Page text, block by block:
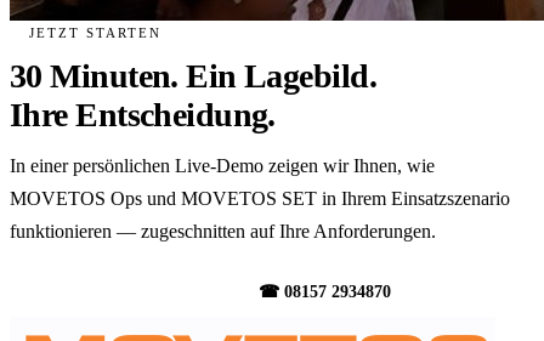
JETZT STARTEN
30 Minuten. Ein Lagebild.
Ihre Entscheidung.
In einer persönlichen Live-Demo zeigen wir Ihnen, wie
MOVETOS Ops und MOVETOS SET in Ihrem Einsatzszenario
funktionieren — zugeschnitten auf Ihre Anforderungen.
☎ 08157 2934870